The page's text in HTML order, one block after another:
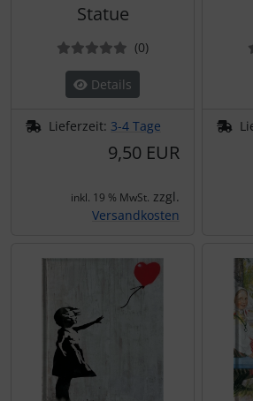
Statue
(0Bewertungen
)
Details
Lieferzeit: 3-4 Tage
9,50 EUR
inkl. 19 % MwSt. zzgl.
Versandkosten